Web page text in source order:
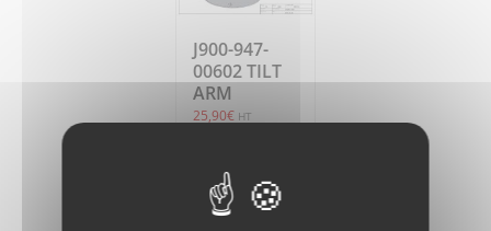
J900-947-
00602 TILT
ARM
25,90€ HT
Ajouter
au
Détails